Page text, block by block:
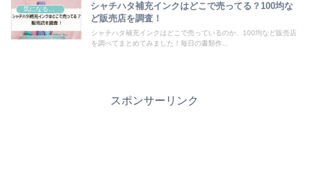
気になるモノ
シャチハタ補充インクはどこで売ってる？100均な
ど販売店を調査！
シャチハタ補充インクはどこで売っているのか、100均など販売店
を調べてまとめてみました！毎日の書類作...
スポンサーリンク